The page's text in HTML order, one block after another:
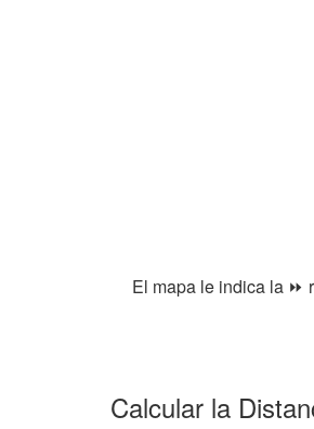
El mapa le indica la ⏩
Calcular la